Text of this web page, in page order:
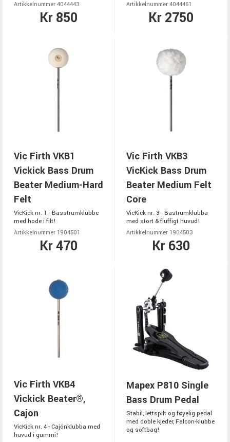
Artikkelnummer 4044443
Kr 850
Artikkelnummer 4044461
Kr 2750
Vic Firth VKB1
Vickick Bass Drum
Beater Medium-Hard
Felt
VicKick nr. 1 - Basstrumklubbe
med hode i filt!
Artikkelnummer 1904501
Kr 470
Vic Firth VKB3
VicKick Bass Drum
Beater Medium Felt
Core
VicKick nr. 3 - Bastrumklubba
med stort & fluffigt huvud!
Artikkelnummer 1904503
Kr 630
Vic Firth VKB4
Vickick Beater®,
Cajon
VicKick nr. 4 - Cajónklubba med
huvud i gummi!
Mapex P810 Single
Bass Drum Pedal
Stabil, lettspilt og føyelig pedal
med doble kjeder, Falcon-klubbe
og softbag!